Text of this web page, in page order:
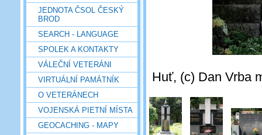
JEDNOTA ČSOL ČESKÝ
BROD
SEARCH - LANGUAGE
SPOLEK A KONTAKTY
VÁLEČNÍ VETERÁNI
VIRTUÁLNÍ PAMÁTNÍK
O VETERÁNECH
VOJENSKÁ PIETNÍ MÍSTA
GEOCACHING - MAPY
Huť, (c) Dan Vrba